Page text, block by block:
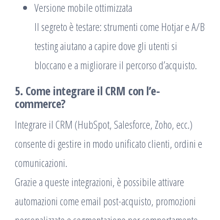
Versione mobile ottimizzata
Il segreto è testare: strumenti come Hotjar e A/B
testing aiutano a capire dove gli utenti si
bloccano e a migliorare il percorso d’acquisto.
5. Come integrare il CRM con l’e-
commerce?
Integrare il CRM (HubSpot, Salesforce, Zoho, ecc.)
consente di gestire in modo unificato clienti, ordini e
comunicazioni.
Grazie a queste integrazioni, è possibile attivare
automazioni come email post-acquisto, promozioni